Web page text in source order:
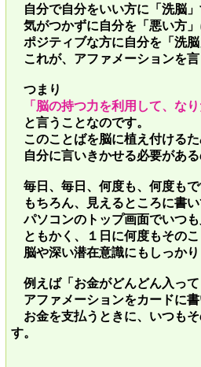
自分で自分をいい方に「洗脳
気がつかずに自分を「悪い方
ポジティブな方に自分を「洗
これが、アファメーションを
つまり
「脳の持つ力を利用して、な
と言うことなのです。
このことばを脳に植え付ける
自分に言いきかせる必要があ
毎日、毎日、何度も、何度も
もちろん、見えるところに書
パソコンのトップ画面でいつ
ともかく、１日に何度もその
脳や深い潜在意識にもしっか
例えば「お金がどんどん入っ
アファメーションをカードに
お金を支払うときに、いつも
す。